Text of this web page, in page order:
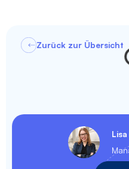
Zurück zur Übersicht